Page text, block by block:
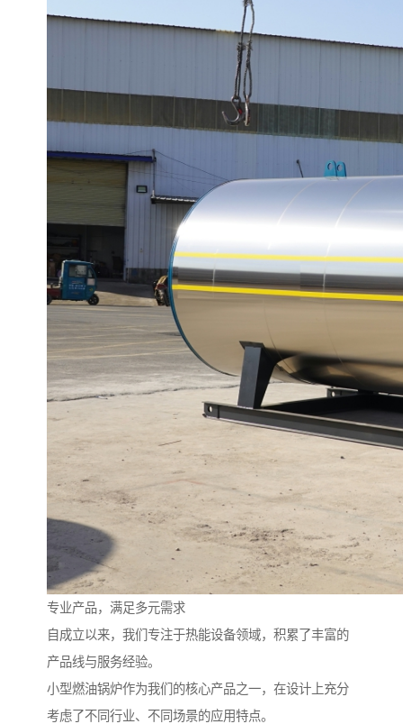
专业产品，满足多元需求
自成立以来，我们专注于热能设备领域，积累了丰富的
产品线与服务经验。
小型燃油锅炉作为我们的核心产品之一，在设计上充分
考虑了不同行业、不同场景的应用特点。